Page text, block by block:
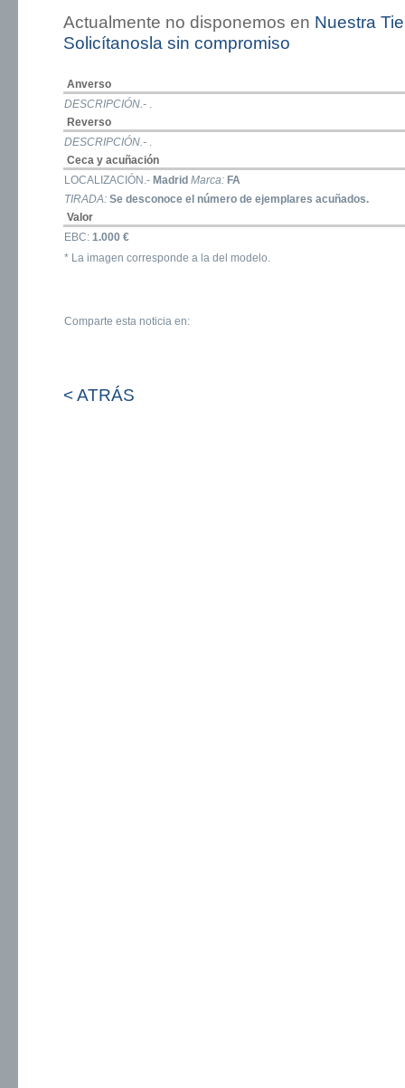
Actualmente no disponemos en Nuestra
Solicítanosla sin compromiso
Anverso
DESCRIPCIÓN.- .
Reverso
DESCRIPCIÓN.- .
Ceca y acuñación
LOCALIZACIÓN.- Madrid Marca: FA
TIRADA: Se desconoce el número de ejemplares acuñados.
Valor
EBC: 1.000 €
* La imagen corresponde a la del modelo.
Comparte esta noticia en:
< ATRÁS